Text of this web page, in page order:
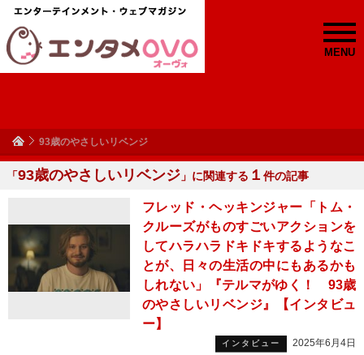
MENU
93歳のやさしいリベンジ
「93歳のやさしいリベンジ 」に関連する １ 件の記事
フレッド・ヘッキンジャー「トム・
クルーズがものすごいアクションを
してハラハラドキドキするようなこ
とが、日々の生活の中にもあるかも
しれない」『テルマがゆく！ 93歳
のやさしいリベンジ』【インタビュ
ー】
インタビュー 2025年6月4日